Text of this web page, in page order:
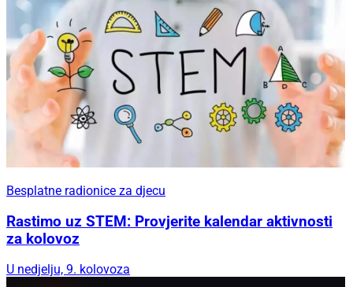
Besplatne radionice za djecu
Rastimo uz STEM: Provjerite kalendar aktivnosti
za kolovoz
U nedjelju, 9. kolovoza